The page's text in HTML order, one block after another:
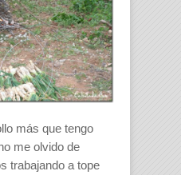
más que tengo
me olvido de
trabajando a tope